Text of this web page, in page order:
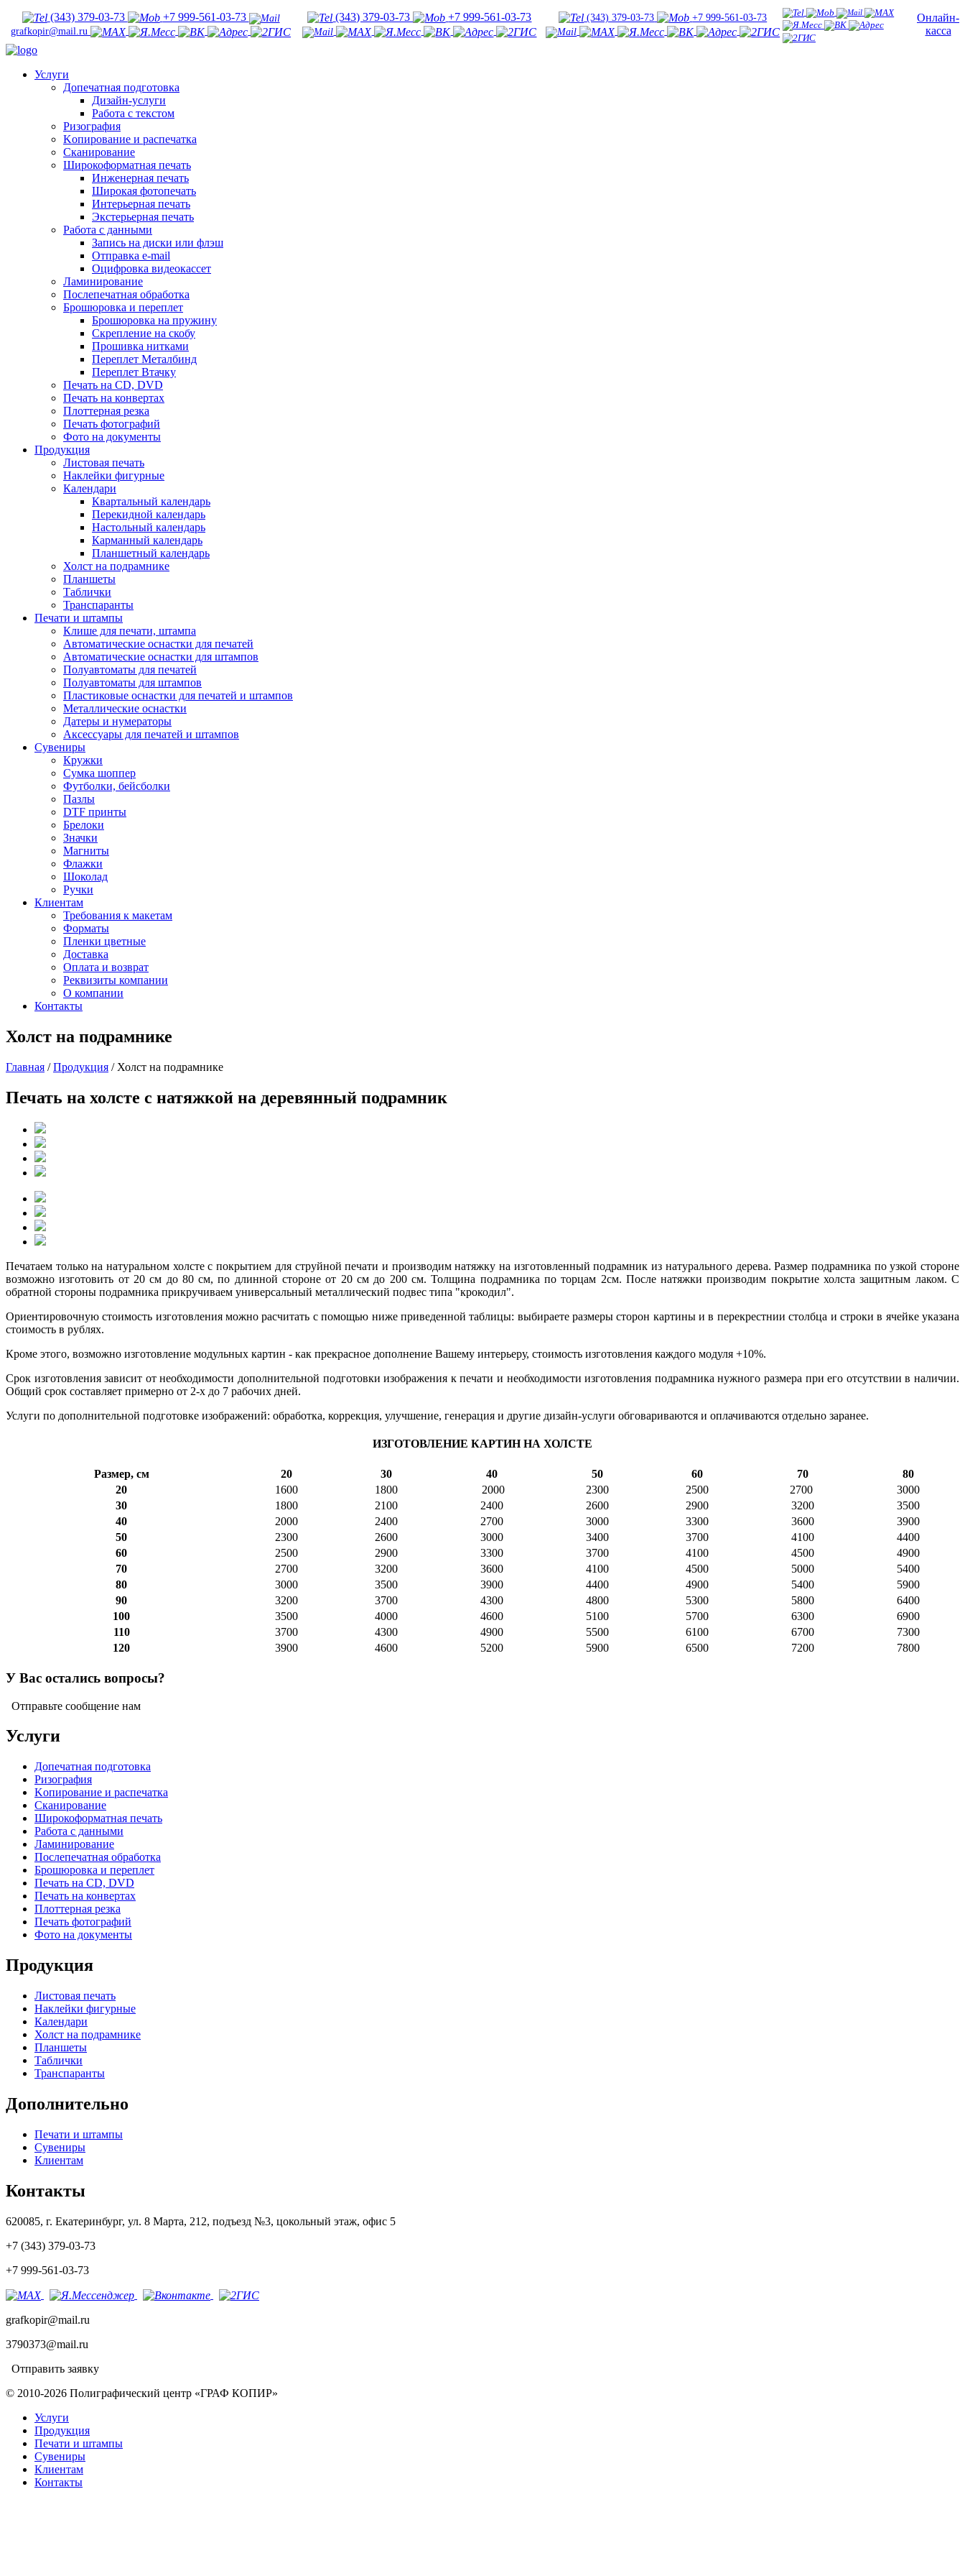
(343) 379-03-73 +7 999-561-03-73
grafkopir@mail.ru
(343) 379-03-73 +7 999-561-03-73 (343) 379-03-73 +7 999-561-03-73
Онлайн-
касса
Услуги
Допечатная подготовка
Дизайн-услуги
Работа с текстом
Ризография
Kопирование и распечатка
Сканирование
Широкоформатная печать
Инженерная печать
Широкая фотопечать
Интерьерная печать
Экстерьерная печать
Работа с данными
Запись на диски или флэш
Отправка e-mail
Оцифровка видеокассет
Ламинирование
Послепечатная обработка
Брошюровка и переплет
Брошюровка на пружину
Скрепление на скобу
Прошивка нитками
Переплет Металбинд
Переплет Втачку
Печать на СD, DVD
Печать на конвертах
Плоттерная резка
Печать фотографий
Фото на документы
Продукция
Листовая печать
Наклейки фигурные
Календари
Квартальный календарь
Перекидной календарь
Настольный календарь
Карманный календарь
Планшетный календарь
Холст на подрамнике
Планшеты
Таблички
Транспаранты
Печати и штампы
Клише для печати, штампа
Автоматические оснастки для печатей
Автоматические оснастки для штампов
Полуавтоматы для печатей
Полуавтоматы для штампов
Пластиковые оснастки для печатей и штампов
Металлические оснастки
Датеры и нумераторы
Аксессуары для печатей и штампов
Сувениры
Кружки
Сумка шоппер
Футболки, бейсболки
Пазлы
DTF принты
Брелоки
Значки
Магниты
Флажки
Шоколад
Ручки
Клиентам
Требования к макетам
Форматы
Пленки цветные
Доставка
Оплата и возврат
Реквизиты компании
О компании
Контакты
Холст на подрамнике
Главная /Продукция / Холст на подрамнике
Печать на холсте с натяжкой на деревянный подрамник
Печатаем только на натуральном холсте с покрытием для струйной печати и производим натяжку на изготовленный подрамник из натурального дерева. Размер подрамника по узкой стороне
возможно изготовить от 20 см до 80 см, по длинной стороне от 20 см до 200 см. Толщина подрамника по торцам 2см. После натяжки производим покрытие холста защитным лаком. С
обратной стороны подрамника прикручиваем универсальный металлический подвес типа "крокодил".
Ориентировочную стоимость изготовления можно расчитать с помощью ниже приведенной таблицы: выбираете размеры сторон картины и в перекрестнии столбца и строки в ячейке указана
стоимость в рублях.
Кроме этого, возможно изготовление модульных картин - как прекрасное дополнение Вашему интерьеру, стоимость изготовления каждого модуля +10%.
Срок изготовления зависит от необходимости дополнительной подготовки изображения к печати и необходимости изготовления подрамника нужного размера при его отсутствии в наличии.
Общий срок составляет примерно от 2-х до 7 рабочих дней.
Услуги по дополнительной подготовке изображений: обработка, коррекция, улучшение, генерация и другие дизайн-услуги обговариваются и оплачиваются отдельно заранее.
ИЗГОТОВЛЕНИЕ КАРТИН НА ХОЛСТЕ
Размер, см 20 30 40 50 60 70
80
20
1600 1800 2000 2300 2500 2700
3000
30
1800 2100 2400 2600 2900 3200
3500
40
2000 2400 2700 3000 3300 3600
3900
50
2300 2600 3000 3400 3700 4100
4400
60
2500 2900 3300 3700 4100 4500
4900
70
2700 3200 3600 4100 4500 5000
5400
80
3000 3500 3900 4400 4900 5400
5900
90
3200 3700 4300 4800 5300 5800
6400
100
3500 4000 4600 5100 5700 6300
6900
110
3700 4300 4900 5500 6100 6700
7300
120
3900 4600 5200 5900 6500 7200 7800
У Вас остались вопросы?
Отправьте сообщение нам
Услуги
Допечатная подготовка
Ризография
Kопирование и распечатка
Сканирование
Широкоформатная печать
Работа с данными
Ламинирование
Послепечатная обработка
Брошюровка и переплет
Печать на СD, DVD
Печать на конвертах
Плоттерная резка
Печать фотографий
Фото на документы
Продукция
Листовая печать
Наклейки фигурные
Календари
Холст на подрамнике
Планшеты
Таблички
Транспаранты
Дополнительно
Печати и штампы
Сувениры
Клиентам
Контакты
620085, г. Екатеринбург, ул. 8 Марта, 212, подъезд №3, цокольный этаж, офис 5
+7 (343) 379-03-73
+7 999-561-03-73
grafkopir@mail.ru
3790373@mail.ru
Отправить заявку
© 2010-2026 Полиграфический центр «ГРАФ КОПИР»
Услуги
Продукция
Печати и штампы
Сувениры
Клиентам
Контакты